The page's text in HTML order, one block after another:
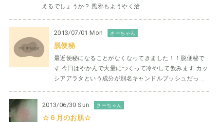
えるでしょうか？ 風邪もようやく治 ...
2013/07/01 Mon さーちゃん
脱便秘
最近便秘になることがなくなってきました！！脱便秘で
す 今日はやかんで大量につくって冷やして飲みます カッ
シアアラタという成分が別名キャンドルブッシュだっ ...
2013/06/30 Sun さーちゃん
☆６月のお肌☆